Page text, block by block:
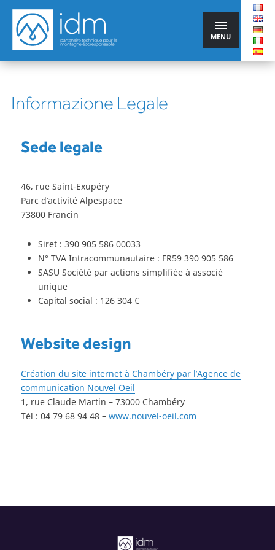
MENU
Informazione Legale
Sede legale
46, rue Saint-Exupéry
Parc d’activité Alpespace
73800 Francin
Siret : 390 905 586 00033
N° TVA Intracommunautaire : FR59 390 905 586
SASU Société par actions simplifiée à associé
unique
Capital social : 126 304 €
Website design
Création du site internet à Chambéry par l’Agence de
communication Nouvel Oeil
1, rue Claude Martin – 73000 Chambéry
Tél : 04 79 68 94 48 – www.nouvel-oeil.com